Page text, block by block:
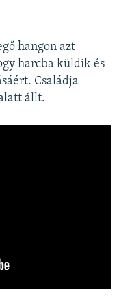
hangon azt
harcba küldik és
Családja
állt.